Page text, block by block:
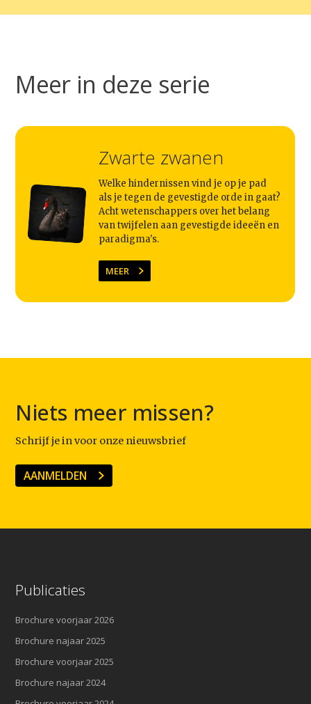
Meer in deze serie
Zwarte zwanen
Welke hindernissen vind je op je pad
als je tegen de gevestigde orde in gaat?
Acht wetenschappers over het belang
van twijfelen aan gevestigde ideeën en
paradigma's.
MEER
Niets meer missen?
Schrijf je in voor onze nieuwsbrief
AANMELDEN
Publicaties
Brochure voorjaar 2026
Brochure najaar 2025
Brochure voorjaar 2025
Brochure najaar 2024